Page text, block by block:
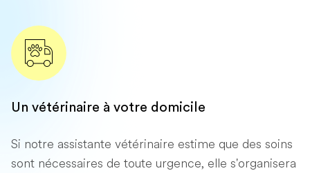
Un vétérinaire à votre domicile
Si notre assistante vétérinaire estime que des soins
sont nécessaires de toute urgence, elle s'organisera